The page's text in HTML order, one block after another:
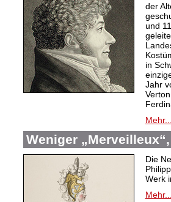
der
und
in
Jahr
Mehr...
Weniger
Die
Werk
Mehr...